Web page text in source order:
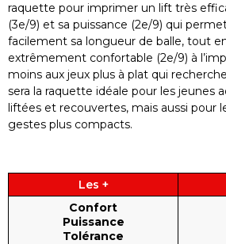
raquette pour imprimer un lift très
(3e/9) et sa puissance (2e/9) qui
facilement sa longueur de balle, tout
extrêmement confortable (2e/9) à
moins aux jeux plus à plat qui
sera la raquette idéale pour les jeunes
liftées et recouvertes, mais aussi pour
gestes plus compacts.
Les +
Confort
Puissance
Tolérance